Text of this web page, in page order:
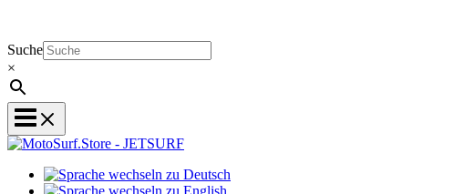
Suche
×